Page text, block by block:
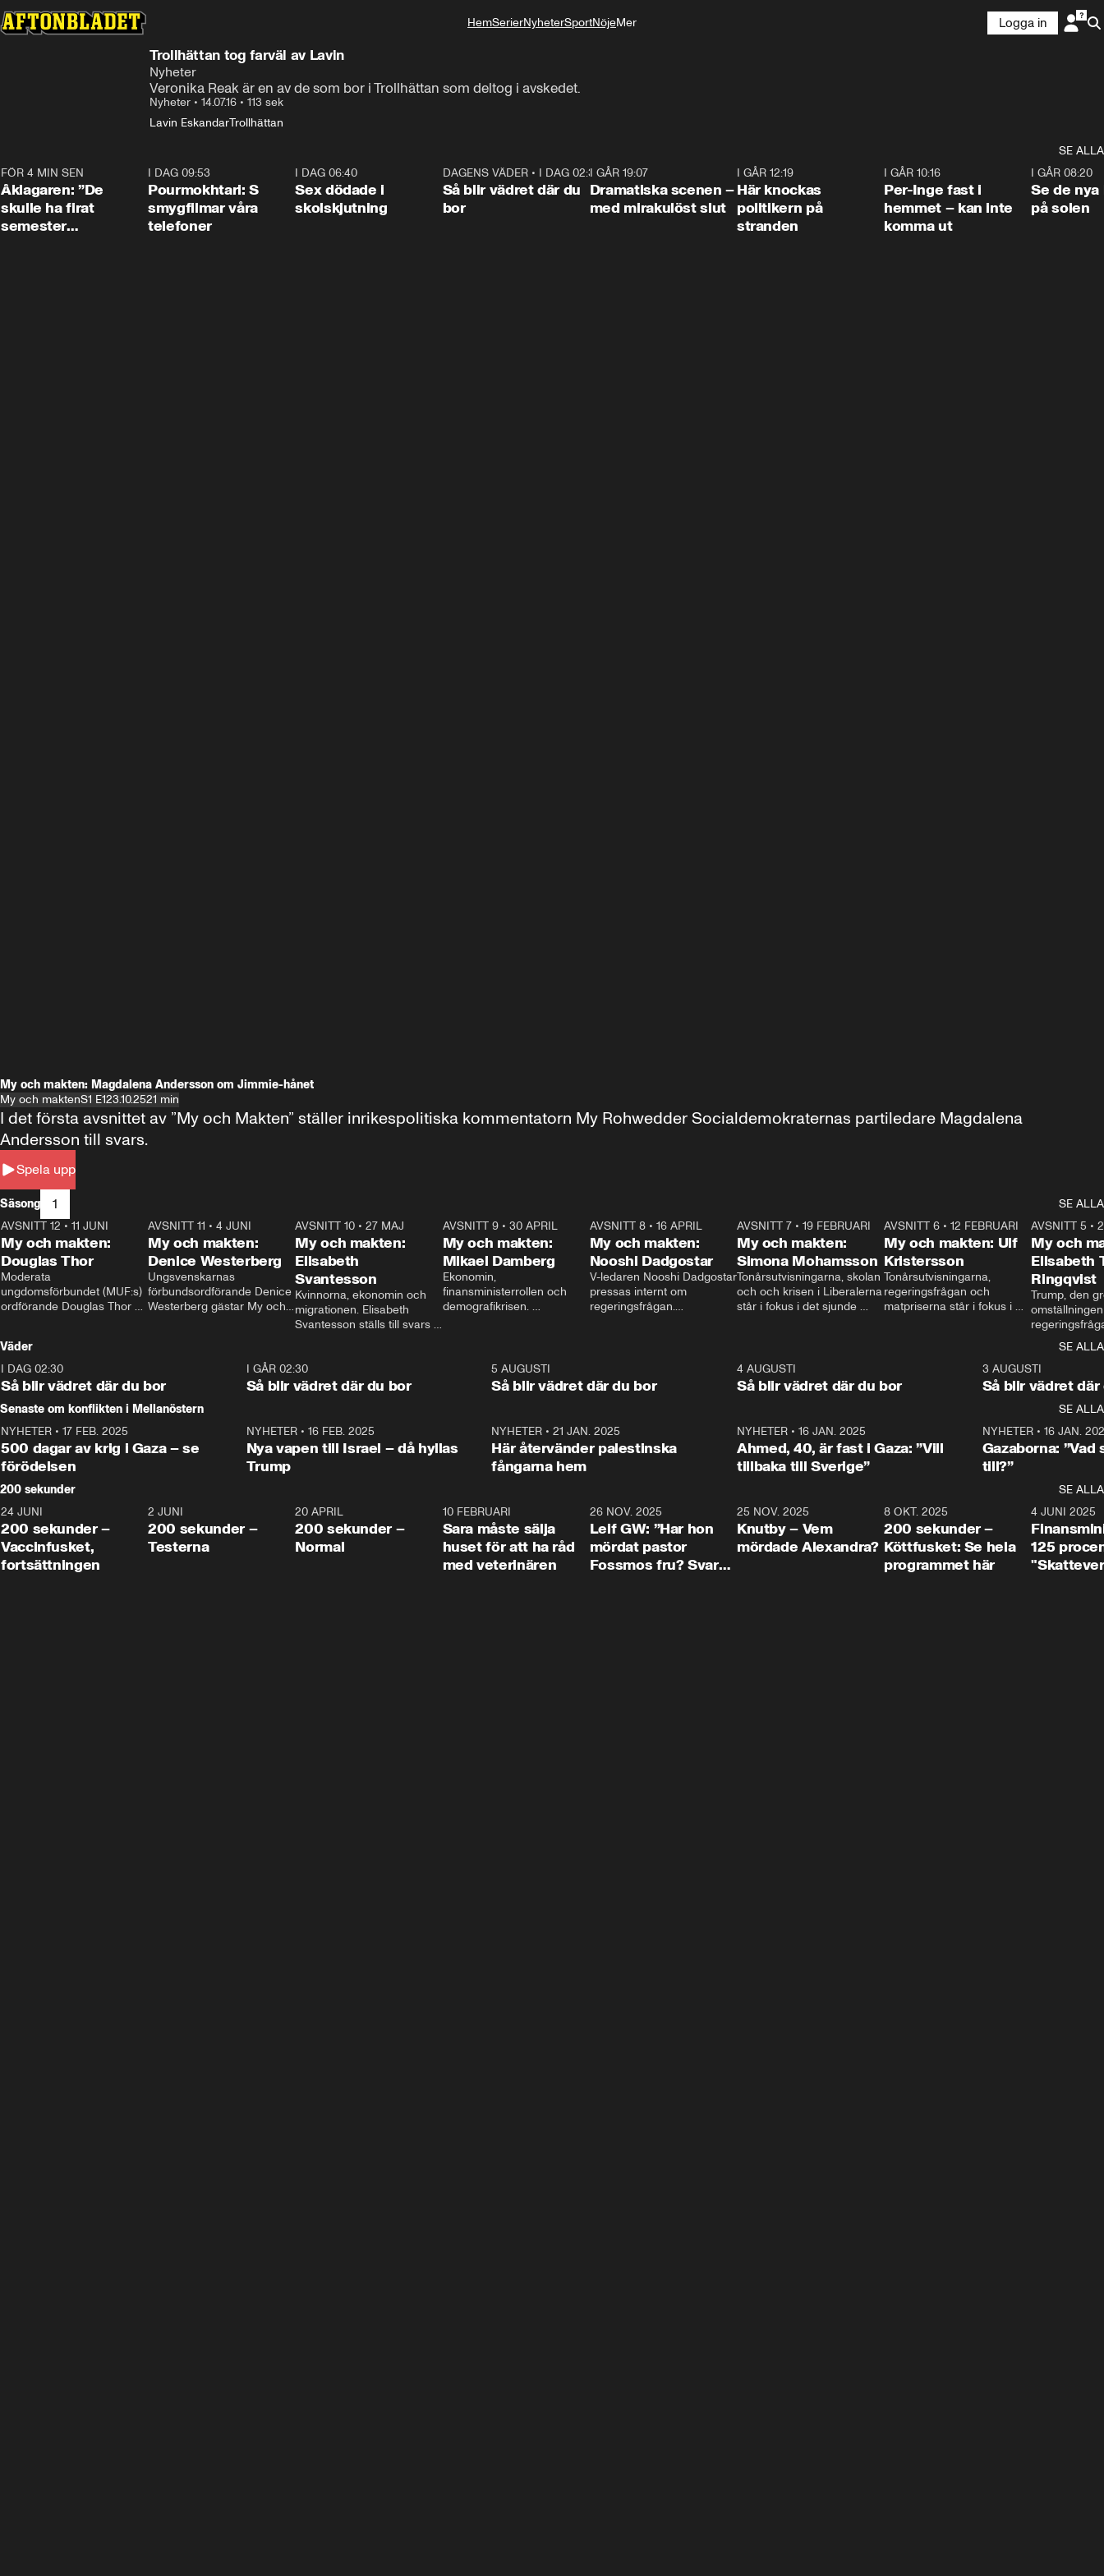
HemSerierNyheterSportNöjeMer
Logga in
Trollhättan tog farväl av Lavin
Nyheter
Veronika Reak är en av de som bor i Trollhättan som deltog i avskedet.
Nyheter • 14.07.16 • 113 sek
Lavin EskandarTrollhättan
SE ALLA
FÖR 4 MIN SEN
Åklagaren: ”De
skulle ha firat
semester
I DAG 09:53
Pourmokhtari: S
smygfilmar våra
telefoner
I DAG 06:40
Sex dödade i
skolskjutning
1:06
DAGENS VÄDER• I DAG 02:30
Så blir vädret där du
bor
I GÅR 19:07
Dramatiska scenen –
med mirakulöst slut
I GÅR 12:19
Här knockas
politikern på
stranden
I GÅR 10:16
Per-Inge fast i
hemmet – kan inte
komma ut
I GÅR 08:20
Se de
på solen
My och makten: Magdalena Andersson om Jimmie-hånet
My och maktenS1 E123.10.2521 min
Spela upp
I det första avsnittet av ”My och Makten” ställer inrikespolitiska kommentatorn My Rohwedder Socialdemokraternas partiledare Magdalena
Andersson till svars.
Säsong 1
SE ALLA
26:27
AVSNITT 12 • 11 JUNI
My och makten:
Douglas Thor
Moderata
ungdomsförbundet (MUF:s)
ordförande Douglas Thor
tonårsutvisningarna och hur
Moderaterna ska locka
väljare till valet i höst.
23:40
AVSNITT 11 •4 JUNI
My och makten:
Denice Westerberg
Ungsvenskarnas
förbundsordförande Denice
Westerberg gästar My och
AVSNITT 10 •27 MAJ
My och makten:
Elisabeth
Svantesson
Kvinnorna, ekonomin och
migrationen. Elisabeth
Svantesson ställs till svars
AVSNITT 9• 30 APRIL
My och makten:
Mikael Damberg
Ekonomin,
finansministerrollen och
demografikrisen.
och Makten.
AVSNITT 8• 16 APRIL
My och makten:
Nooshi Dadgostar
V-ledaren Nooshi Dadgostar
pressas internt om
regeringsfrågan.
– Vi ställer upp i val. Ska vi
vara med så sitter vi förstås
24:30
AVSNITT 7• 19 FEBRUARI
My och makten:
Simona Mohamsson
Tonårsutvisningarna, skolan
och och krisen i Liberalerna
står i fokus i det sjunde
kommentator My
Rohwedder ställer
utbildnings- och
Mohamsson till svars.
27:30
AVSNITT 6 •12 FEBRUARI
My och makten: Ulf
Kristersson
Tonårsutvisningarna,
regeringsfrågan och
matpriserna står i fokus i
Rohwedder ställer
statsminister Ulf Kristersson
AVSNITT 5 •
My och
Elisabeth
Ringqvist
Trump, den
centrum i
avsnittet av
Makten”. Se
Aftonbladets
Rohwedder
Thand Ring
Väder
SE ALLA
I DAG 02:30
Så blir vädret där du bor
1:06
I GÅR 02:30
Så blir vädret där du bor
5 AUGUSTI
Så blir vädret där du bor
4 AUGUSTI
Så blir vädret där du bor
3 AUGUSTI
Så blir vädret där
Senaste om konflikten i Mellanöstern
SE ALLA
NYHETER • 17 FEB. 2025
500 dagar av krig i Gaza – se
förödelsen
NYHETER• 16 FEB. 2025
Nya vapen till Israel – då hyllas
Trump
NYHETER •21 JAN. 2025
Här återvänder palestinska
fångarna hem
NYHETER• 16 JAN. 2025
Ahmed, 40, är fast i Gaza: ”Vill
tillbaka till Sverige”
NYHETER• 16 JAN.
Gazaborna:
till?”
200 sekunder
SE ALLA
5:00
24 JUNI
200 sekunder –
Vaccinfusket,
fortsättningen
4:23
2 JUNI
200 sekunder –
Testerna
20 APRIL
200 sekunder –
Normal
10 FEBRUARI
Sara måste sälja
huset för att ha råd
med veterinären
26 NOV. 2025
Leif GW: ”Har hon
mördat pastor
Fossmos fru? Svar
31:05
25 NOV. 2025
Knutby – Vem
mördade Alexandra?
4:29
8 OKT. 2025
200 sekunder –
Köttfusket: Se hela
programmet här
4 JUNI 2025
125